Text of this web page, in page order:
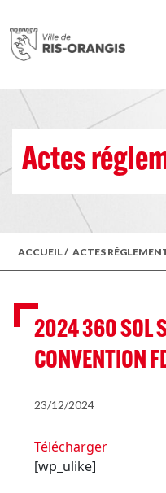
Actes
ACCUEIL/ ACTES
2024 360 SOL
CONVENTION
23/12/2024
Télécharger
[wp_ulike]